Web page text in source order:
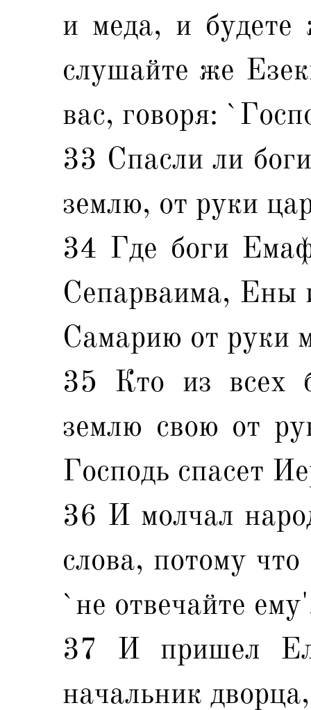
и меда, и
слушайте же
вас, говоря:
33 Спасли ли
землю, от руки
34 Где боги
Сепарваима, Ены
Самарию от руки
35 Кто из всех
землю свою от
Господь спасет
36 И молчал
слова, потому
`не отвечайте
37 И пришел
начальник